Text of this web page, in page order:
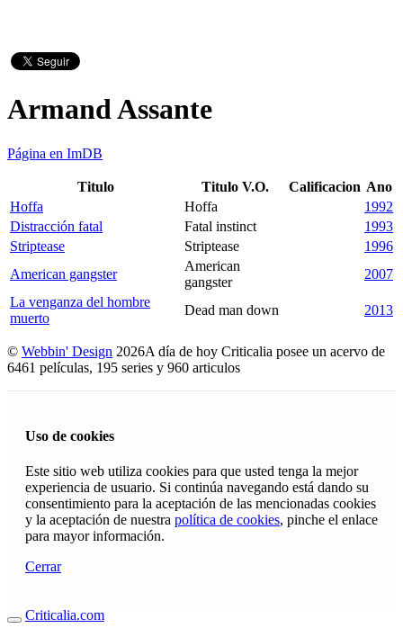
Armand Assante
Página en ImDB
Titulo Titulo V.O. Calificacion Ano
Hoffa
Hoffa
1992
Distracción fatal
Fatal instinct
1993
Striptease
Striptease
1996
American gangster
American
gangster
2007
La venganza del hombre
muerto
Dead man down 2013
© Webbin' Design 2026A día de hoy Criticalia posee un acervo de
6461 películas, 195 series y 960 articulos
Uso de cookies
Este sitio web utiliza cookies para que usted tenga la mejor
experiencia de usuario. Si continúa navegando está dando su
consentimiento para la aceptación de las mencionadas cookies
y la aceptación de nuestra política de cookies, pinche el enlace
para mayor información.
Cerrar
Criticalia.com